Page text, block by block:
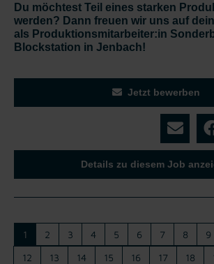
Du möchtest Teil eines starken
werden? Dann freuen wir uns auf
als Produktionsmitarbeiter:in
Blockstation in Jenbach!
Jetzt bewerben
Details zu diesem Job
1 2 3 4 5 6 7 8 9
12
13 14 15 16 17 18